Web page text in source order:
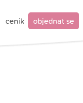
ceník objednat se